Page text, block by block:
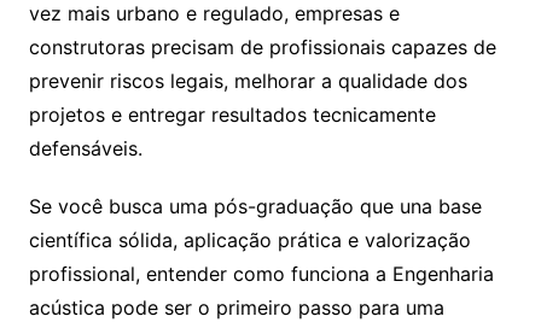
vez mais urbano e regulado, empresas e
construtoras precisam de profissionais capazes de
prevenir riscos legais, melhorar a qualidade dos
projetos e entregar resultados tecnicamente
defensáveis.
Se você busca uma pós-graduação que una base
científica sólida, aplicação prática e valorização
profissional, entender como funciona a Engenharia
acústica pode ser o primeiro passo para uma